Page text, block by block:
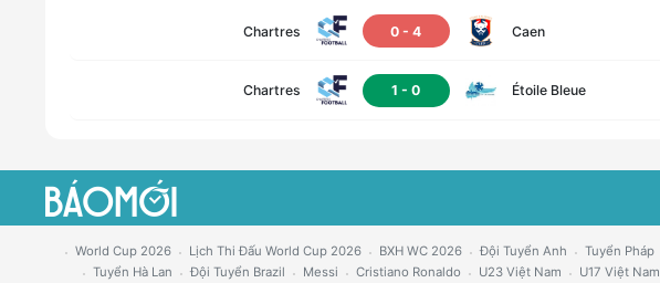
Chartres 0 -4 Caen
Chartres 1 -0 Étoile Bleue
World Cup 2026 Lịch Thi Đấu World Cup 2026 BXH WC 2026 Đội Tuyển Anh Tuyển Pháp
Tuyển Hà Lan
Đội Tuyển Brazil Messi Cristiano Ronaldo U23 Việt Nam U17 Việt Nam